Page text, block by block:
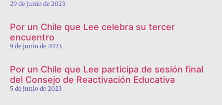
29 de junio de 2023
Por un Chile que Lee celebra su tercer
encuentro
9 de junio de 2023
Por un Chile que Lee participa de sesión final
del Consejo de Reactivación Educativa
5 de junio de 2023